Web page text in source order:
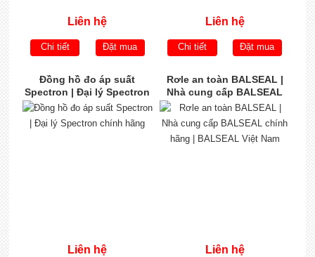
Liên hệ
Chi tiết Đặt mua
Liên hệ
Chi tiết Đặt mua
Đồng hồ đo áp suất
Spectron | Đại lý Spectron
chính hãng
Liên hệ
Rơle an toàn BALSEAL |
Nhà cung cấp BALSEAL
chính hãng | BALSEAL
Việt Nam
Liên hệ